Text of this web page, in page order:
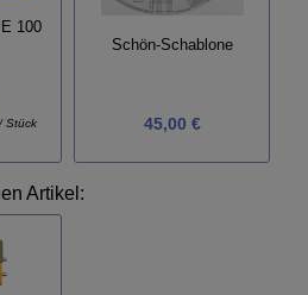
100
Stück
Schön-Schablone
45,00 €
Artikel: